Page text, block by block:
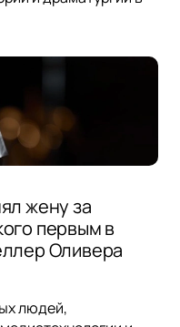
жену за
первым в
Оливера
людей,